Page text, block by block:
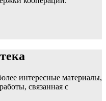
интересные материалы,
связанная с